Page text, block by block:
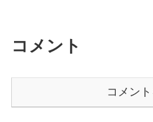
コメント
コメン